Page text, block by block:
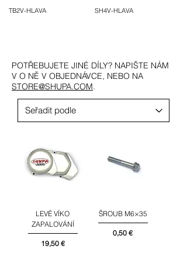
TB2V-HLAVA SH4V-HLAVA
POTŘEBUJETE JINÉ DÍLY? NAPIŠTE NÁM
V O NĚ V OBJEDNÁVCE, NEBO NA
STORE@SHUPA.COM.
LEVÉ VÍKO
ZAPALOVÁNÍ
Cena
19,50 €
ŠROUB M6×35
Cena
0,50 €